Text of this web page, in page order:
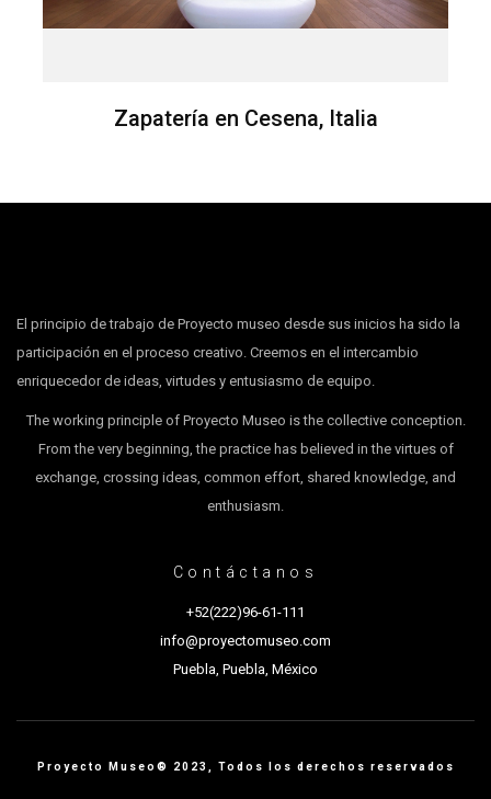
Zapatería en Cesena, Italia
El principio de trabajo de Proyecto museo desde sus inicios ha sido la
participación en el proceso creativo. Creemos en el intercambio
enriquecedor de ideas, virtudes y entusiasmo de equipo.
The working principle of Proyecto Museo is the collective conception.
From the very beginning, the practice has believed in the virtues of
exchange, crossing ideas, common effort, shared knowledge, and
enthusiasm.
Contáctanos
+52(222)96-61-111
info@proyectomuseo.com
Puebla, Puebla, México
Proyecto Museo® 2023, Todos los derechos reservados